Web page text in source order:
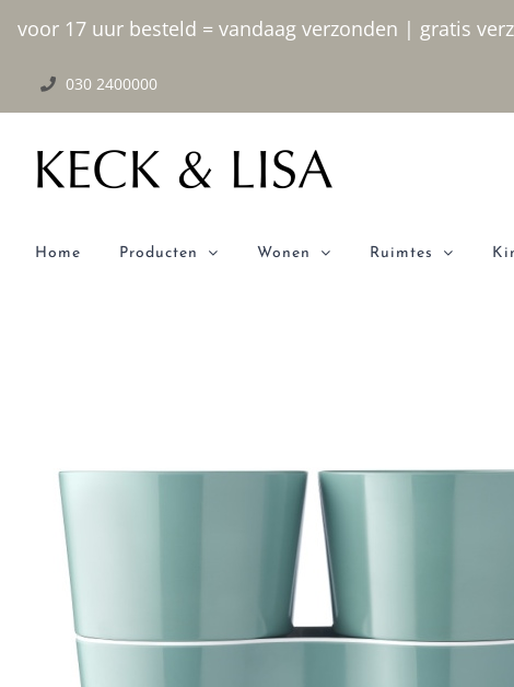
voor 17 uur besteld = vandaag verzonden | gratis
inhoud
030 2400000
Home Producten Wonen Ruimtes